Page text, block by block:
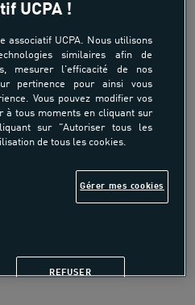
UCPA !
associatif UCPA. Nous utilisons
similaires afin de
mesurer l'efficacité de nos
pertinence pour ainsi vous
Vous pouvez modifier vos
à tous moments en cliquant sur
sur "Autoriser tous les
de tous les cookies.
Gérer mes cookies
REFUSER